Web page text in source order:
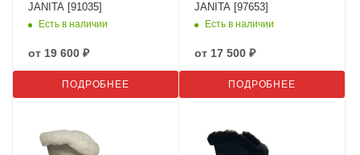
JANITA [91035]
Есть в наличии
от 19 600 ₽
ПОДРОБНЕЕ
JANITA [97653]
Есть в наличии
от 17 500 ₽
ПОДРОБНЕЕ